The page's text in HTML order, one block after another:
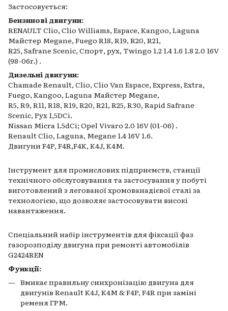
Застосовується:
Бензинові двигуни:
RENAULT Clio, Clio Williams, Espace, Kangoo, Laguna
Майстер Megane, Fuego R18, R19, R20, R21,
R25, Safrane Scenic, Спорт, рух, Twingo 1.2 1.4 1.6 1.8 2.0 16V
(98-06r.) .
Дизельні двигуни:
Chamade Renault, Clio, Clio Van Espace, Express, Extra,
Fuego, Kangoo, Laguna Майстер Megane,
R5, R9, R11, R18, R19, R20, R21, R25, R30, Rapid Safrane
Scenic, Рух 1,5DCi.
Nissan Micra 1.5dCi; Opel Vivaro 2.0 16V (01-06) .
Renault Clio, Laguna, Megane 1.4 16V 1.6.
Двигуни F4P, F4R,F4K, K4J, K4M.
Інструмент для промислових підприємств, станції
технічного обслуговування та застосування у побуті
виготовлений з легованої хромованадієвої сталі за
технологією, що дозволяє застосовувати високі
навантаження.
Спеціальний набір інструментів для фіксації фаз
газорозподілу двигуна при ремонті автомобілів
G2424REN
Функції:
Вмикає правильну синхронізацію двигуна для
двигунів Renault K4J, K4M & F4P, F4R при заміні
ременя ГРМ.